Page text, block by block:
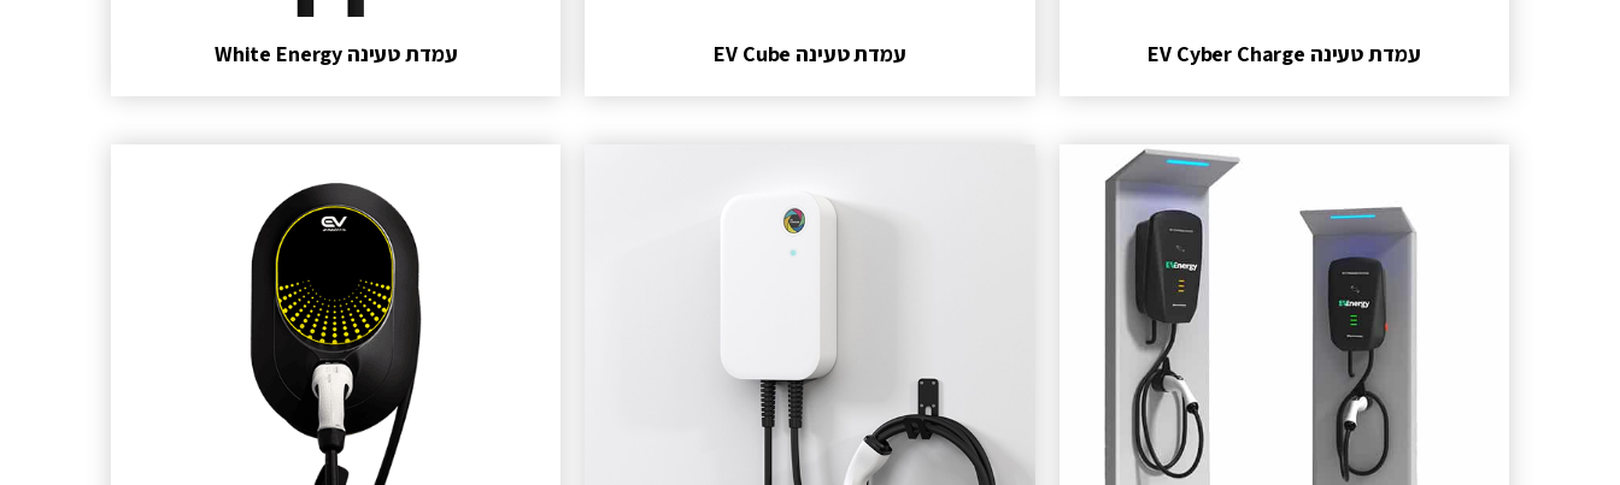
עמדת טעינה EV Cyber Charge עמדת טעינה EV Cube עמדת טעינה White Energy